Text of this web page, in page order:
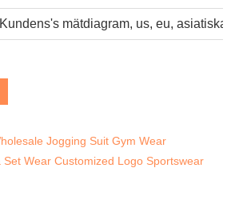
Kundens's mätdiagram, us, eu, asiatiska